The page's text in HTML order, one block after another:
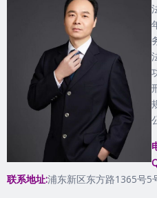
联系地址:浦东新区东方路1365号5